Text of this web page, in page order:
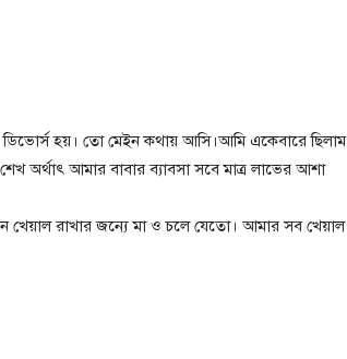
হয়। তো মেইন কথায় আসি।আমি একেবারে ছিলাম
আমার বাবার ব্যাবসা সবে মাত্র লাভের আশা
খেয়াল রাখার জন্যে মা ও চলে যেতো। আমার সব খেয়াল